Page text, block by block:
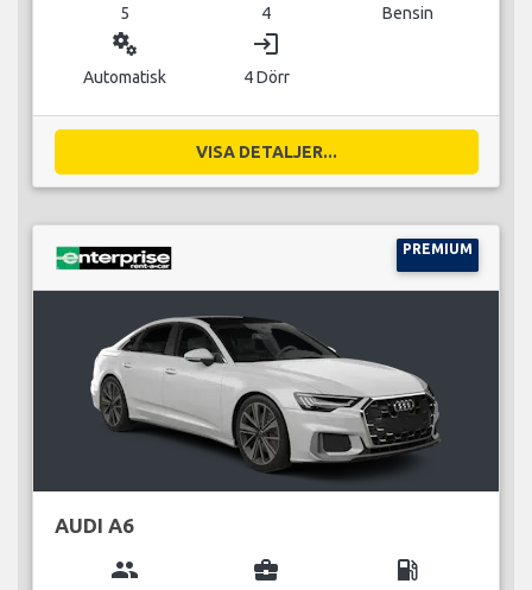
5 4 Bensin
miscellaneous_services
Automatisk
login
4 Dörr
VISA DETALJER...
PREMIUM
AUDI A6
group business_center local_gas_station